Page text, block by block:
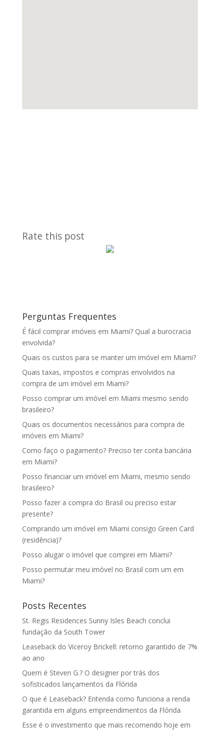
Rate this post
Perguntas Frequentes
É fácil comprar imóveis em Miami? Qual a burocracia
envolvida?
Quais os custos para se manter um imóvel em Miami?
Quais taxas, impostos e compras envolvidos na
compra de um imóvel em Miami?
Posso comprar um imóvel em Miami mesmo sendo
brasileiro?
Quais os documentos necessários para compra de
imóveis em Miami?
Como faço o pagamento? Preciso ter conta bancária
em Miami?
Posso financiar um imóvel em Miami, mesmo sendo
brasileiro?
Posso fazer a compra do Brasil ou preciso estar
presente?
Comprando um imóvel em Miami consigo Green Card
(residência)?
Posso alugar o imóvel que comprei em Miami?
Posso permutar meu imóvel no Brasil com um em
Miami?
Posts Recentes
St. Regis Residences Sunny Isles Beach conclui
fundação da South Tower
Leaseback do Viceroy Brickell: retorno garantido de 7%
ao ano
Quem é Steven G.? O designer por trás dos
sofisticados lançamentos da Flórida
O que é Leaseback? Entenda como funciona a renda
garantida em alguns empreendimentos da Flórida
Esse é o investimento que mais recomendo hoje em